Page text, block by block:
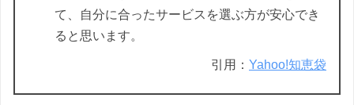
て、自分に合ったサービスを選ぶ方が安心でき
ると思います。
引用： Yahoo!知恵袋